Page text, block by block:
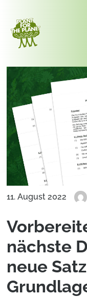
11. August 2022
nächste
neue